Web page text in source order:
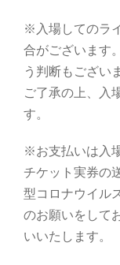
※⼊場してのラ
合がございます。
う判断もござい
ご了承の上、⼊
す。
※お⽀払いは⼊
チケット実券の
型コロナウイル
のお願いをして
いいたします。